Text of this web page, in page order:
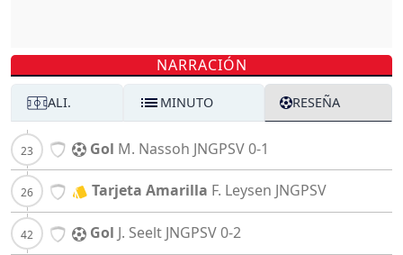
NARRACIÓN
ALI. MINUTO RESEÑA
Gol M. Nassoh JNGPSV0-1
Tarjeta Amarilla F. Leysen JNGPSV
Gol J. Seelt JNGPSV0-2